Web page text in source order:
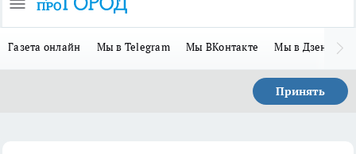
Газета онлайн Мы в Telegram Мы ВКонтакте Мы в Дзене
Принять